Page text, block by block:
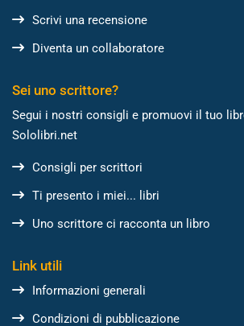
Scrivi una recensione
Diventa un collaboratore
Sei uno scrittore?
Segui i nostri consigli e promuovi il tuo
Sololibri.net
Consigli per scrittori
Ti presento i miei... libri
Uno scrittore ci racconta un libro
Link utili
Informazioni generali
Condizioni di pubblicazione